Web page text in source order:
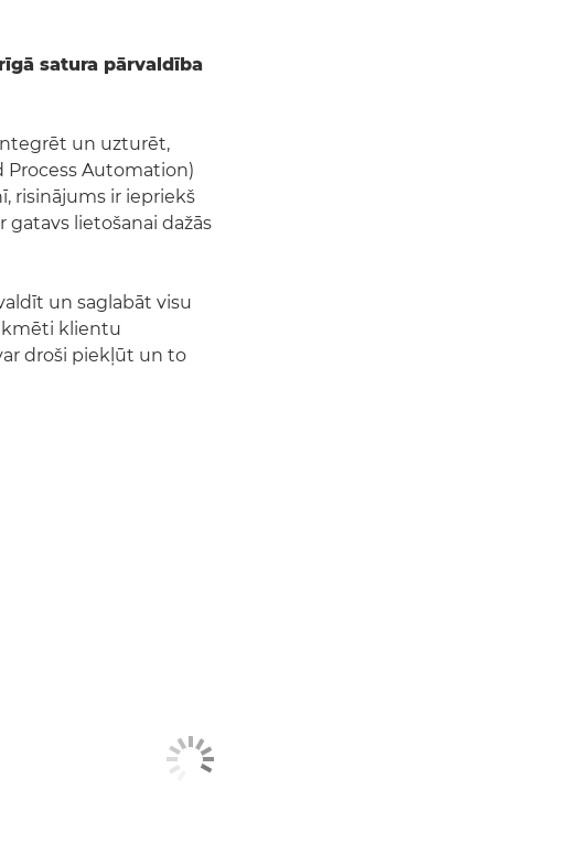
satura pārvaldība
un uzturēt,
Automation)
risinājums ir iepriekš
lietošanai dažās
un saglabāt visu
klientu
droši piekļūt un to